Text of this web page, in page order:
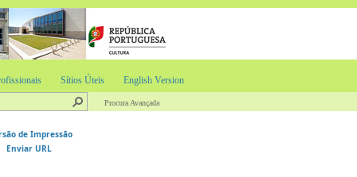
Sítios Úteis English Version
Procura Avançada
de Impressão
Enviar URL